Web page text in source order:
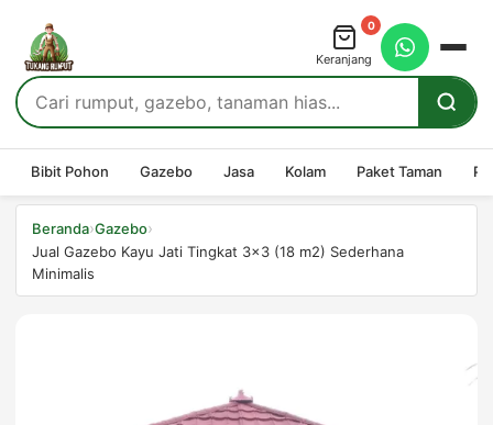
0
Keranjang
Bibit Pohon Gazebo Jasa Kolam Paket Taman
Beranda›Gazebo›
Jual Gazebo Kayu Jati Tingkat 3×3 (18 m2) Sederhana
Minimalis